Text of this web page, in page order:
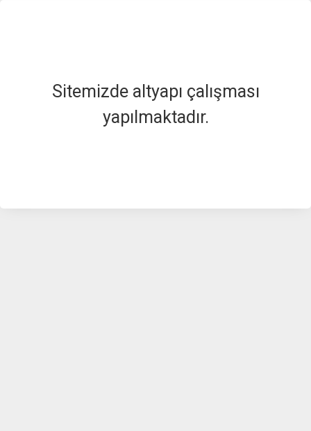
Sitemizde altyapı çalışması
yapılmaktadır.